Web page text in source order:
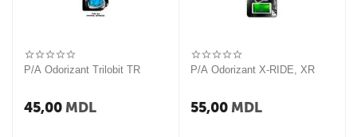
P/A Odorizant Trilobit TR
45,00 MDL
P/A Odorizant X-RIDE, XR
55,00 MDL